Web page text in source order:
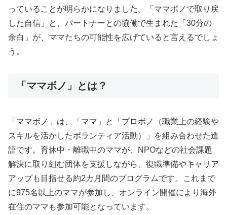
っていることが明らかになりました。「ママボノで取り戻
した自信」と、パートナーとの協働で生まれた「30分の
余白」が、ママたちの可能性を広げていると言えるでしょ
う。
「ママボノ」とは？
「ママボノ」は、「ママ」と「プロボノ（職業上の経験や
スキルを活かしたボランティア活動）」を組み合わせた造
語です。育休中・離職中のママが、NPOなどの社会課題
解決に取り組む団体を支援しながら、復職準備やキャリア
アップも目指せる約2カ月間のプログラムです。これまで
に975名以上のママが参加し、オンライン開催により海外
在住のママも参加可能となっています。